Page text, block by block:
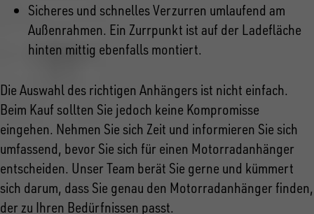
Sicheres und schnelles Verzurren umlaufend am
Außenrahmen. Ein Zurrpunkt ist auf der Ladefläche
hinten mittig ebenfalls montiert.
Die Auswahl des richtigen Anhängers ist nicht einfach.
Beim Kauf sollten Sie jedoch keine Kompromisse
eingehen. Nehmen Sie sich Zeit und informieren Sie sich
umfassend, bevor Sie sich für einen Motorradanhänger
entscheiden. Unser Team berät Sie gerne und kümmert
sich darum, dass Sie genau den Motorradanhänger finden,
der zu Ihren Bedürfnissen passt.